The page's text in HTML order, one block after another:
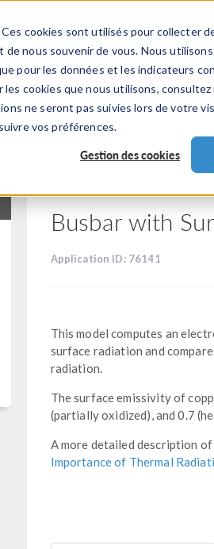
cookies sont utilisés pour collecter
nous souvenir de vous. Nous
pour les données et les indicateurs
cookies que nous utilisons,
ne seront pas suivies lors de votre
vos préférences.
Gestion des cookies
PRODUITS INDUSTRIES
Busbar with
Application ID: 76141
This model computes an
surface radiation and
radiation.
The surface emissivity of
(partially oxidized), and 0.7
A more detailed description
Importance of Thermal